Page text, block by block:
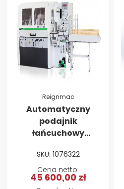
Reignmac
Automatyczny
podajnik
łańcuchowy
SKU: 1076322
45 600,00 zł